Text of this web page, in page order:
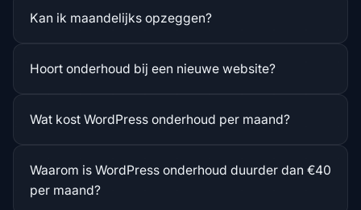
Kan ik maandelijks opzeggen?
Hoort onderhoud bij een nieuwe website?
Wat kost WordPress onderhoud per maand?
Waarom is WordPress onderhoud duurder dan €40
per maand?